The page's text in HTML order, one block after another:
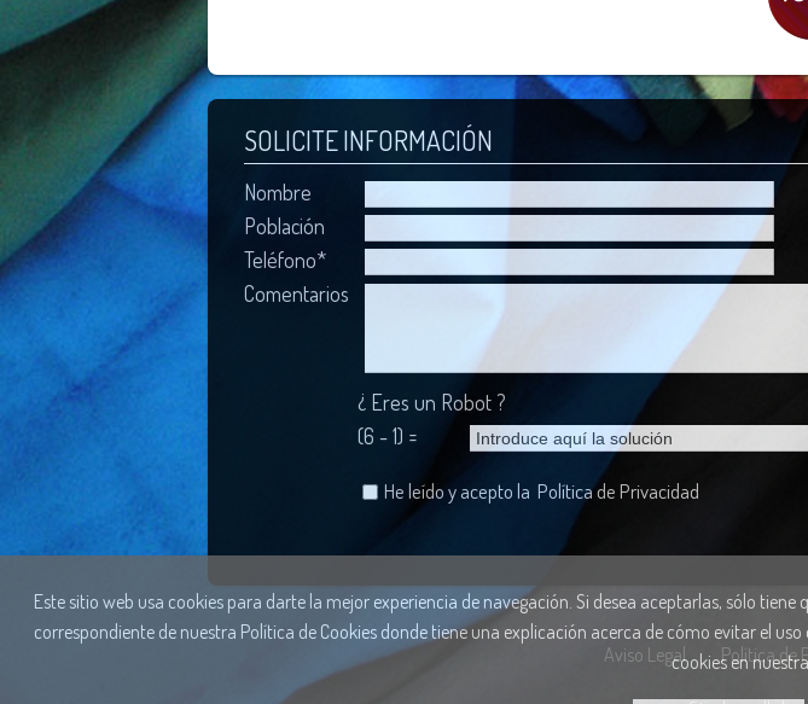
Este sitio web usa cookies para darte la mejor experiencia de navegación. Si desea aceptarlas, sólo
correspondiente de nuestra Política de Cookies donde tiene una explicación acerca de cómo evitar el
cookies en
SOLICITE INFORMACIÓN
Nombre
Población
Teléfono*
Comentarios
¿ Eres un Robot ?
(6 - 1) =
He leído y acepto la Política de Privacidad
Aviso Legal Política de